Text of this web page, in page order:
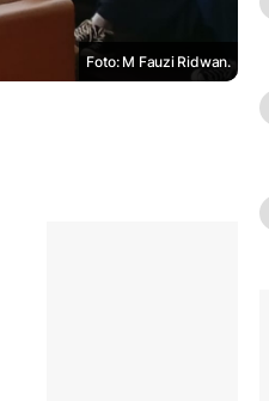
Foto: M Fauzi Ridwan.